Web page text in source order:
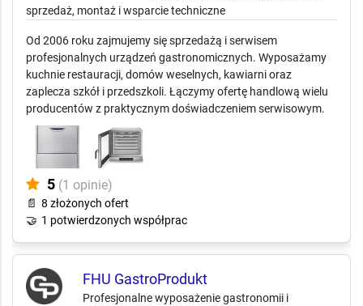
sprzedaż, montaż i wsparcie techniczne
Od 2006 roku zajmujemy się sprzedażą i serwisem
profesjonalnych urządzeń gastronomicznych. Wyposażamy
kuchnie restauracji, domów weselnych, kawiarni oraz
zaplecza szkół i przedszkoli. Łączymy ofertę handlową wielu
producentów z praktycznym doświadczeniem serwisowym.
5 (1 opinie)
📄 8 złożonych ofert
🤝 1 potwierdzonych współprac
FHU GastroProdukt
Profesjonalne wyposażenie gastronomii i